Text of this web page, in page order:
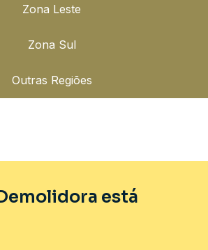
Zona Leste
Zona Sul
Outras Regiões
está